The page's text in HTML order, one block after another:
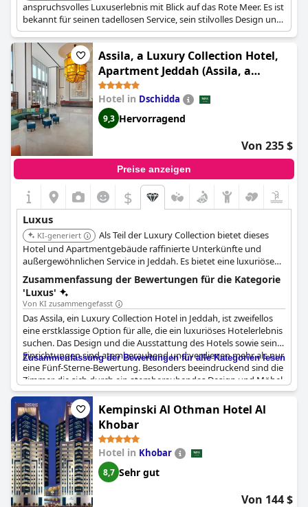
anspruchsvolles Luxuserlebnis mit Blick auf das Rote Meer. Es ist
bekannt für seinen tadellosen Service, sein stilvolles Design und
seine hochwertigen Annehmlichkeiten, die auf anspruchsvolle
Reisende zugeschnitten sind.
Assila, a Luxury Collection Hotel,
Apartment Jeddah (Assila, a
Luxury Collection Hotel, Jeddah)
Hotel in Dschidda
9,3 Hervorragend
Von 235 $
Preise anzeigen
$
Luxus
KI-generiert
Als Teil der Luxury Collection bietet dieses
Hotel und Apartmentgebäude raffinierte Unterkünfte und
außergewöhnlichen Service in Jeddah. Es bietet eine luxuriöse
Basis mit gehobenen Annehmlichkeiten und einem Fokus auf
einzigartige Erlebnisse.
Zusammenfassung der Bewertungen für die Kategorie
'Luxus'
Von KI zusammengefasst
Das Assila, ein Luxury Collection Hotel in Jeddah, ist zweifellos
eine erstklassige Option für alle, die ein luxuriöses Hotelerlebnis
suchen. Das Design und die Ausstattung des Hotels sowie seine
Einrichtungen sind atemberaubend und verdienen mehr als nur
eine Fünf-Sterne-Bewertung. Besonders beeindruckend sind die
Zimmer, die sich durch ein atemberaubendes Design und Möbel
auszeichnen. Die Gäste loben die Ruhe, die das Hotel bietet, und
viele meinen, es verdiene eine Bewertung mit sieben Sternen.
Das Assila ist ein wirklich elegantes Hotel, in dem sowohl das
Personal als auch die Lage und die Zimmer beeindruckend sind.
Alles an diesem Hotel schreit nach Luxus. Es besteht kein
Zweifel, dass ein Aufenthalt im Assila ein unvergessliches,
schönes und luxuriöses Erlebnis ist.
Zusammenfassung der Bewertungen für alle Kategorien lesen
Kempinski Al Othman Hotel Al
Khobar
Hotel in Khobar
8,7 Sehr gut
Von 144 $